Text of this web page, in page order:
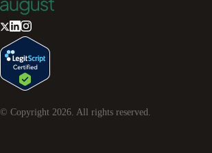
© Copyright 2026. All rights reserved.